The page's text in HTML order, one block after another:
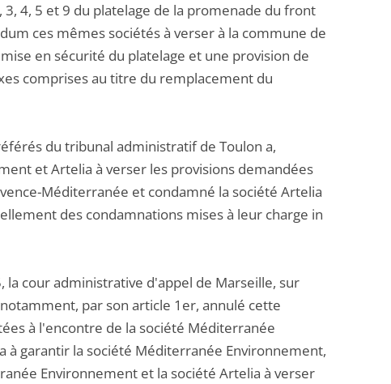
4, 5 et 9 du platelage de la promenade du front
ces mêmes sociétés à verser à la commune de
en sécurité du platelage et une provision de
comprises au titre du remplacement du
du tribunal administratif de Toulon a,
et Artelia à verser les provisions demandées
Méditerranée et condamné la société Artelia
des condamnations mises à leur charge in
cour administrative d'appel de Marseille, sur
par son article 1er, annulé cette
à l'encontre de la société Méditerranée
garantir la société Méditerranée Environnement,
Environnement et la société Artelia à verser